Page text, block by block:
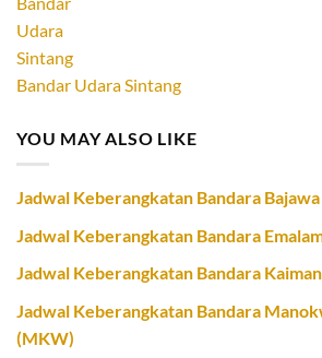
Bandar Udara Sintang
YOU MAY ALSO LIKE
Jadwal Keberangkatan Bandara
Jadwal Keberangkatan Bandara
Jadwal Keberangkatan Bandara
Jadwal Keberangkatan Bandara
(MKW)